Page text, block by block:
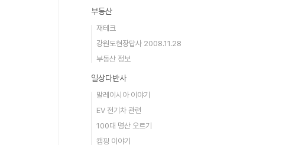
부동산
재테크
강원도현장답사 2008.11.28
부동산 정보
일상다반사
말레이시아 이야기
EV 전기차 관련
100대 명산 오르기
캠핑 이야기